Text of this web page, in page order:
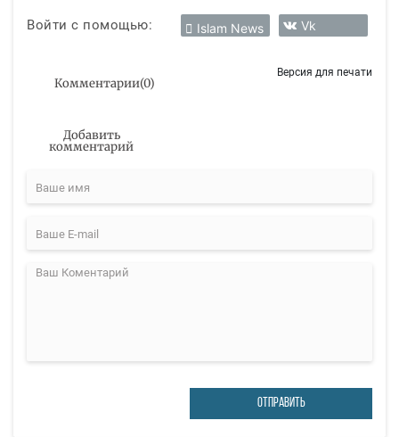
Войти с помощью: Islam News Vk
Комментарии(0)
Версия для печати
Добавить
комментарий
ОТПРАВИТЬ